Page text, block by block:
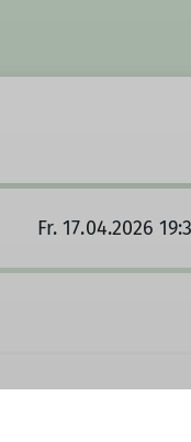
Fr. 17.04.2026